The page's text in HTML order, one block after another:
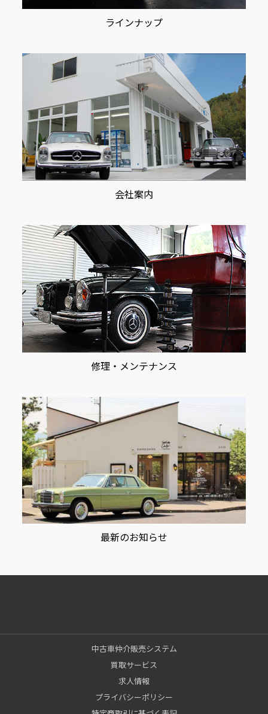
ラインナップ
会社案内
修理・メンテナンス
最新のお知らせ
中古車仲介販売システム
買取サービス
求人情報
プライバシーポリシー